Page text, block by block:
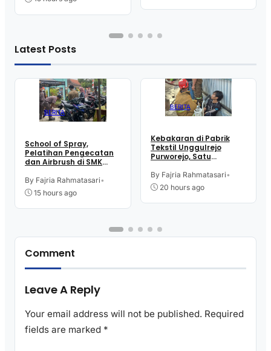
Latest Posts
BERITA
School of Spray,
Pelatihan Pengecatan
dan Airbrush di SMK
Kutoarjo
By Fajria Rahmatasari•
15 hours ago
BERITA
Kebakaran di Pabrik
Tekstil Unggulrejo
Purworejo, Satu
Tulang, Petugas
Damkar Sesak Nafas
By Fajria Rahmatasari•
20 hours ago
Comment
Leave A Reply
Your email address will not be published. Required
fields are marked *